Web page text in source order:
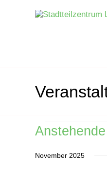
Anstehende
wählen.
November 2025